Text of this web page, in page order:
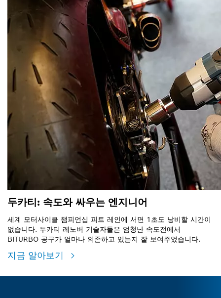
두카티: 속도와 싸우는 엔지니어
세계 모터사이클 챔피언십 피트 레인에 서면 1초도 낭비할 시간이
없습니다. 두카티 레노버 기술자들은 엄청난 속도전에서
BITURBO 공구가 얼마나 의존하고 있는지 잘 보여주었습니다.
지금 알아보기